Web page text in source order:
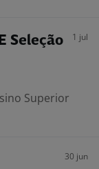
Seleção 1 jul
Superior
30 jun